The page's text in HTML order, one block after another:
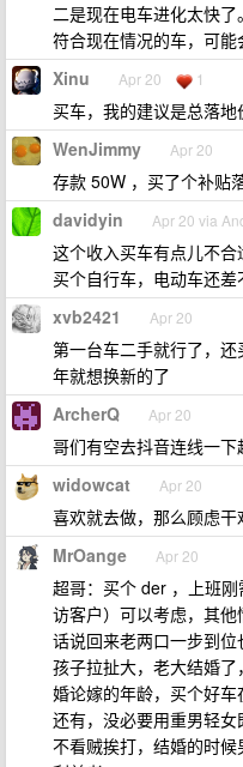
二是现在电车进化太快
符合现在情况的车，可能
Xinu Apr 20 1
买车，我的建议是总落
WenJimmy Apr 20
存款 50W ，买了个补贴
davidyin Apr 20 via
这个收入买车有点儿不合
买个自行车，电动车还差
xvb2421 Apr 20
第一台车二手就行了，
年就想换新的了
ArcherQ Apr 20
哥们有空去抖音连线一
widowcat Apr 20
喜欢就去做，那么顾虑
MrOange Apr 20
超哥：买个 der ，上班
访客户）可以考虑，其他
话说回来老两口一步到
孩子拉扯大，老大结婚
婚论嫁的年龄，买个好车
还有，没必要用重男轻
不看贼挨打，结婚的时